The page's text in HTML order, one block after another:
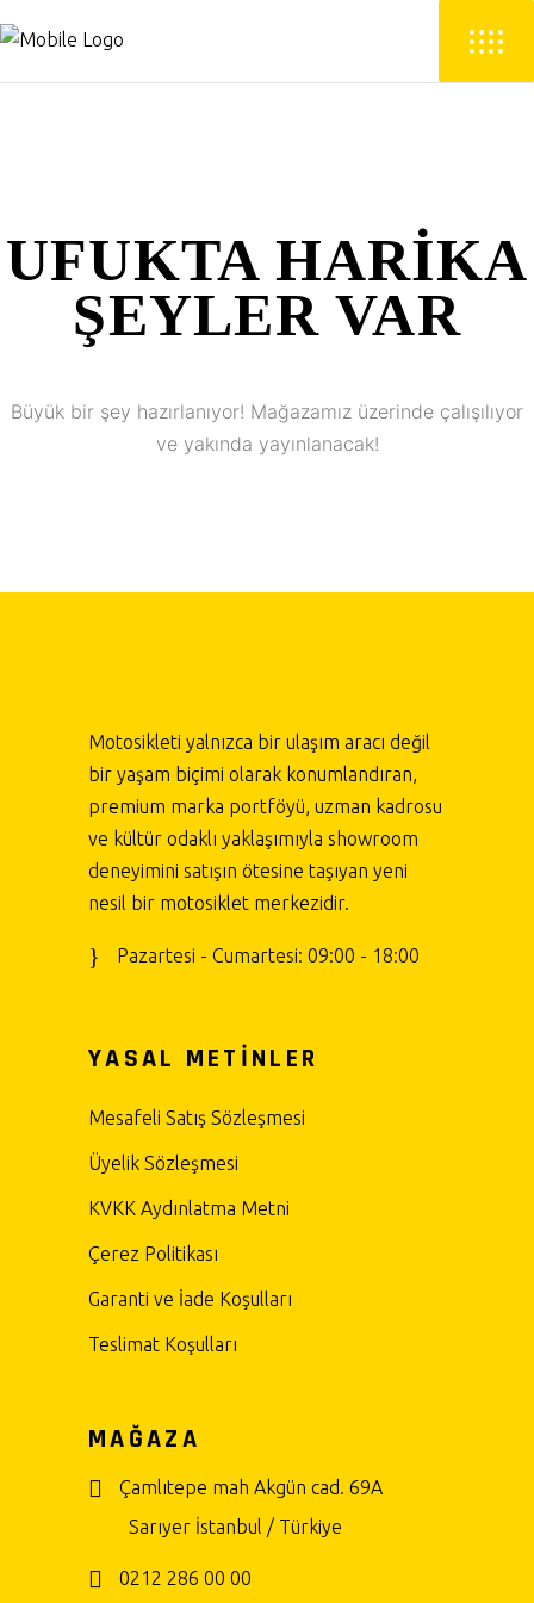
UFUKTA HARIKA
ŞEYLER VAR
Büyük bir şey hazırlanıyor! Mağazamız üzerinde çalışılıyor
ve yakında yayınlanacak!
Motosikleti yalnızca bir ulaşım aracı değil
bir yaşam biçimi olarak konumlandıran,
premium marka portföyü, uzman kadrosu
ve kültür odaklı yaklaşımıyla showroom
deneyimini satışın ötesine taşıyan yeni
nesil bir motosiklet merkezidir.
Pazartesi - Cumartesi: 09:00 - 18:00
YASAL METİNLER
Mesafeli Satış Sözleşmesi
Üyelik Sözleşmesi
KVKK Aydınlatma Metni
Çerez Politikası
Garanti ve İade Koşulları
Teslimat Koşulları
MAĞAZA
Çamlıtepe mah Akgün cad. 69A
Sarıyer İstanbul / Türkiye
0212 286 00 00